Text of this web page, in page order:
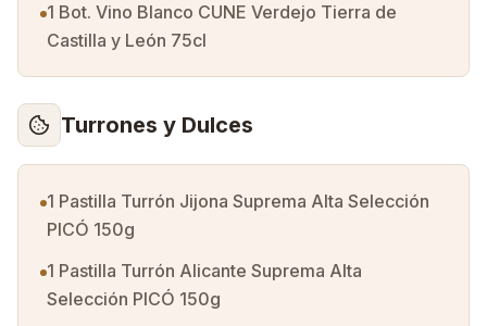
1 Bot. Vino Blanco CUNE Verdejo Tierra de
Castilla y León 75cl
Turrones y Dulces
1 Pastilla Turrón Jijona Suprema Alta Selección
PICÓ 150g
1 Pastilla Turrón Alicante Suprema Alta
Selección PICÓ 150g